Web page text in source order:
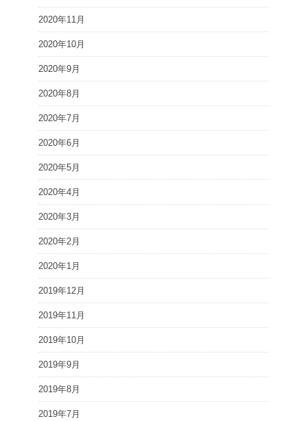
2020年11月
2020年10月
2020年9月
2020年8月
2020年7月
2020年6月
2020年5月
2020年4月
2020年3月
2020年2月
2020年1月
2019年12月
2019年11月
2019年10月
2019年9月
2019年8月
2019年7月